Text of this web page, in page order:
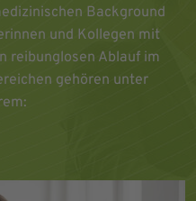
Background
und Kollegen mit
reibunglosen Ablauf im
gehören unter